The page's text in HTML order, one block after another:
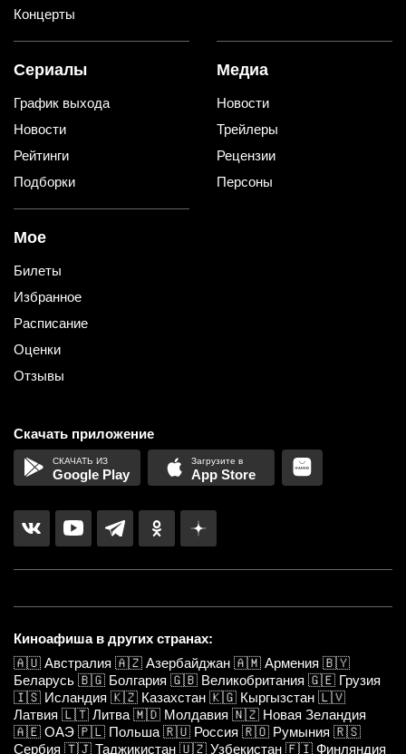
Концерты
Сериалы
График выхода
Новости
Рейтинги
Подборки
Медиа
Новости
Трейлеры
Рецензии
Персоны
Мое
Билеты
Избранное
Расписание
Оценки
Отзывы
Скачать приложение
Google Play App Store
Киноафиша в других странах:
🇦🇺 Австралия 🇦🇿 Азербайджан 🇦🇲 Армения 🇧🇾
Беларусь 🇧🇬 Болгария 🇬🇧 Великобритания 🇬🇪 Грузия
🇮🇸 Исландия 🇰🇿 Казахстан 🇰🇬 Кыргызстан 🇱🇻
Латвия 🇱🇹 Литва 🇲🇩 Молдавия 🇳🇿 Новая Зеландия
🇦🇪 ОАЭ 🇵🇱 Польша 🇷🇺 Россия 🇷🇴 Румыния 🇷🇸
Сербия 🇹🇯 Таджикистан 🇺🇿 Узбекистан 🇫🇮 Финляндия